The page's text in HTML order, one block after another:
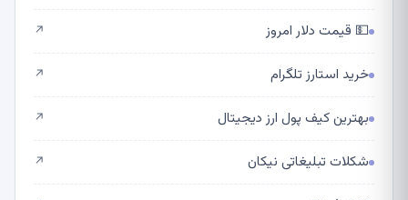
💵 قیمت دلار امروز ↗
خرید استارز تلگرام ↗
بهترین کیف پول ارز دیجیتال ↗
شکلات تبلیغاتی نیکان ↗